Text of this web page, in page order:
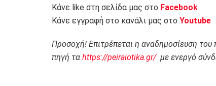
Κάνε like στη σελίδα μας στο Facebook
Κάνε εγγραφή στο κανάλι μας στο Youtube
Προσοχή! Επιτρέπεται η αναδημοσίευση
πηγή τα https://peiraiotika.gr/με ενεργό